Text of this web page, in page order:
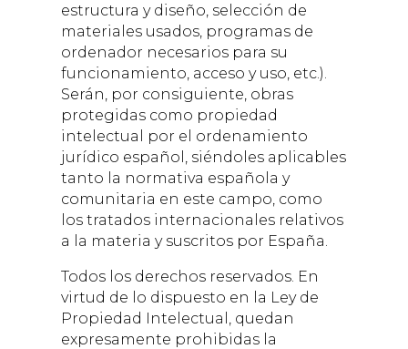
estructura y diseño, selección de
materiales usados, programas de
ordenador necesarios para su
funcionamiento, acceso y uso, etc.).
Serán, por consiguiente, obras
protegidas como propiedad
intelectual por el ordenamiento
jurídico español, siéndoles aplicables
tanto la normativa española y
comunitaria en este campo, como
los tratados internacionales relativos
a la materia y suscritos por España.
Todos los derechos reservados. En
virtud de lo dispuesto en la Ley de
Propiedad Intelectual, quedan
expresamente prohibidas la